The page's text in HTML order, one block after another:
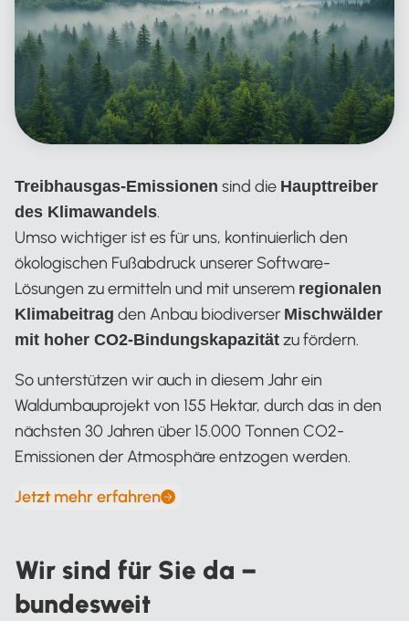
Treibhausgas-Emissionen sind die Haupttreiber
des Klimawandels.
Umso wichtiger ist es für uns, kontinuierlich den
ökologischen Fußabdruck unserer Software-
Lösungen zu ermitteln und mit unserem regionalen
Klimabeitrag den Anbau biodiverser Mischwälder
mit hoher CO2-Bindungskapazität zu fördern.
So unterstützen wir auch in diesem Jahr ein
Waldumbauprojekt von 155 Hektar, durch das in den
nächsten 30 Jahren über 15.000 Tonnen CO2-
Emissionen der Atmosphäre entzogen werden.
Jetzt mehr erfahren
Wir sind für Sie da –
bundesweit